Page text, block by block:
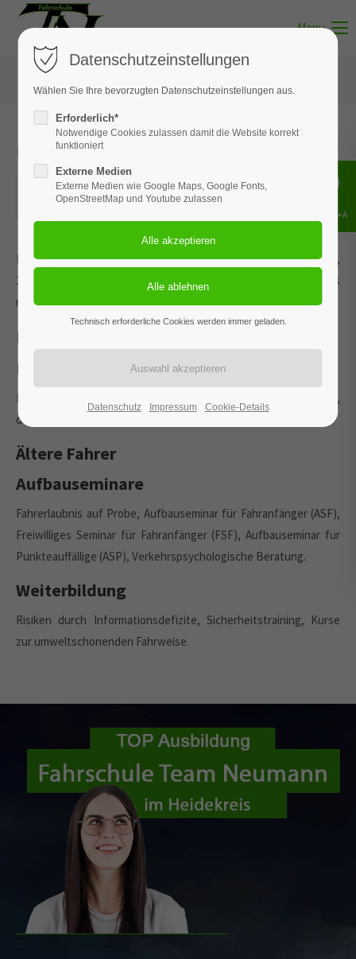
Menu
Unterricht - Thema 12
23.06.2025
Dieses Ereignis wird an den Terminen 14.01.2026, 17.02.2026,
23.03.2026, 27.04.2026 und 3 weiteren Terminen wiederholt. Das
nächste Ereignis findet statt am23.05.2022. bis zum 04.08.2026.
Lebenslanges Lernen
Fahranfänger und junge Fahrer
Fakten, Fahrerfahrung, Begleitetes Fahren, Risikobereitschaft,
der "Discounfall".
Ältere Fahrer
Aufbauseminare
Fahrerlaubnis auf Probe, Aufbauseminar für Fahranfänger (ASF),
Freiwilliges Seminar für Fahranfänger (FSF), Aufbauseminar für
Punkteauffällige (ASP), Verkehrspsychologische Beratung.
Weiterbildung
Risiken durch Informationsdefizite, Sicherheitstraining, Kurse
zur umweltschonenden Fahrweise.
Datenschutzeinstellungen
Wählen Sie Ihre bevorzugten Datenschutzeinstellungen aus.
Erforderlich*
Notwendige Cookies zulassen damit die Website korrekt
funktioniert
Externe Medien
Externe Medien wie Google Maps, Google Fonts,
OpenStreetMap und Youtube zulassen
Technisch erforderliche Cookies werden immer geladen.
Datenschutz Impressum Cookie-Details
Shift+Alt+A